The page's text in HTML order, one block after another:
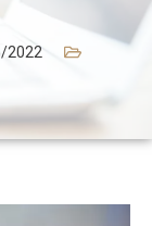
2022